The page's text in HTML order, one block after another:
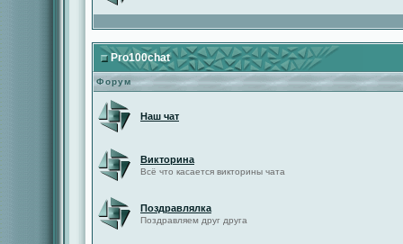
Pro100chat
Форум
Наш чат
Викторина
Всё что касается викторины чата
Поздравлялка
Поздравляем друг друга